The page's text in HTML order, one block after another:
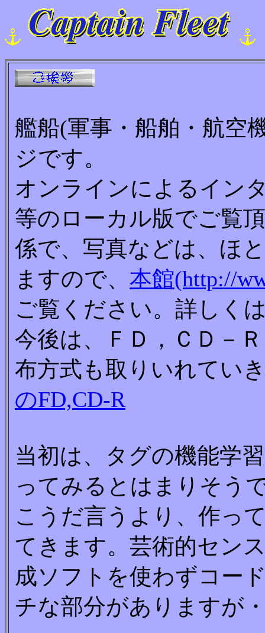
艦船(軍事・船舶・航空
ジです。
オンラインによるイン
等のローカル版でご覧
係で、写真などは、ほ
ますので、 本館(http://
ご覧ください。詳しく
今後は、ＦＤ，ＣＤ－
布方式も取りいれてい
のFD,CD-R
当初は、タグの機能学
ってみるとはまりそう
こうだ言うより、作っ
てきます。芸術的セン
成ソフトを使わずコー
チな部分がありますが